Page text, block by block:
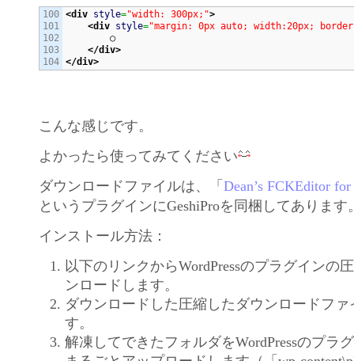
100
101
102
103
<div style="width: 300px;">
<div style="margin: 0px auto; width:20px;
        ○
</div>
</div>
こんな感じです。
よかったら使ってみてください
ダウンロードファイルは、「Dean’s FCKEditor
というプラグインにGeshiProを同梱してあります
インストール方法：
以下のリンクからWordPressのプラグインの
ンロードします。
ダウンロードした圧縮したダウンロードフ
す。
解凍してできたフォルダをWordPressのプラ